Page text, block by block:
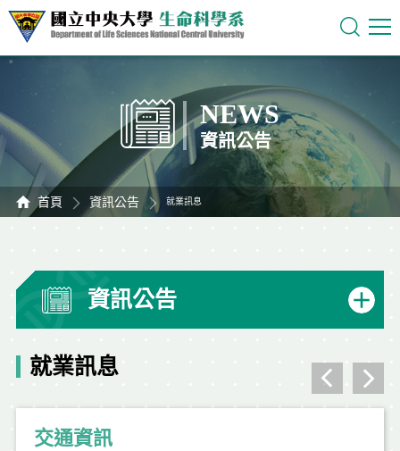
NEWS
資訊公告
首頁 資訊公告 就業訊息
資訊公告
就業訊息
交通資訊